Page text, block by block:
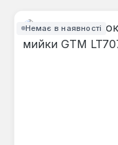
Немає в наявності